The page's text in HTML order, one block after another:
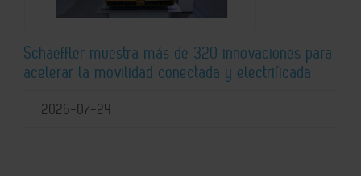
Schaeffler muestra más de 320 innovaciones para
acelerar la movilidad conectada y electrificada
2026-07-24